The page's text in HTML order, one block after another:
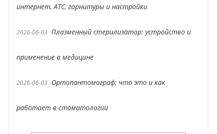
интернет, АТС, гарнитуры и настройки
2026-06-03 Плазменный стерилизатор: устройство и
применение в медицине
2026-06-03 Ортопантомограф: что это и как
работает в стоматологии